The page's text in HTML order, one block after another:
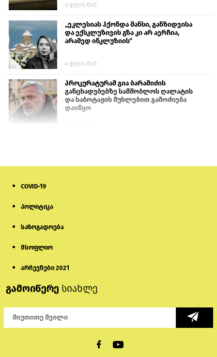
4 დღის წინ
„ეკლესიას ჰქონდა შანსი, განზიდვისა
და ექსკლუზივის გზა კი არ აერჩია,
არამედ ინკლუზიის“
4 დღის წინ
პროკურატურამ გია ბარამიძის
განცხადებებზე სამშობლოს ღალატის
და საბოტაჟის მუხლებით გამოძიება
დაიწყო
არასრულწლოვნებისთვის
აზერბაიჯანში „ამორალური ქცევის“
საბაბით 9 ტიკტოკერი დააკავეს
COVID-19
პოლიტიკა
საზოგადოება
მსოფლიო
არჩევნები 2021
გამოიწერე სიახლე